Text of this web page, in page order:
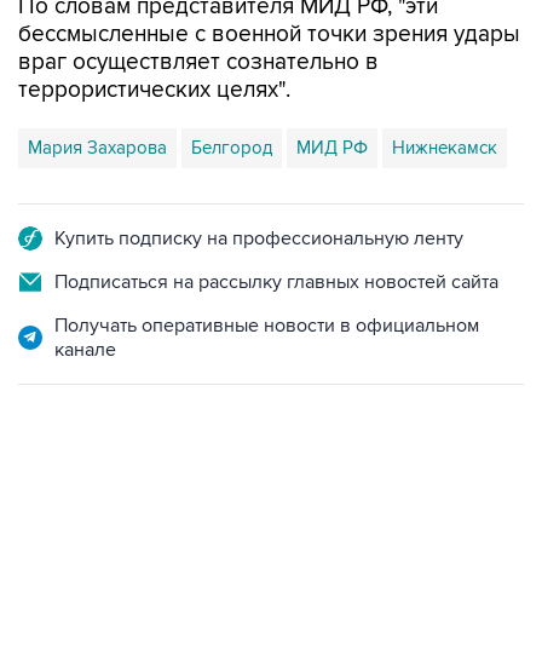
Получать оперативные новости в официальном
канале